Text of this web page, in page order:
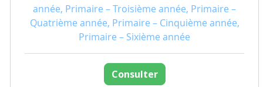
année, Primaire – Troisième année, Primaire –
Quatrième année, Primaire – Cinquième année,
Primaire – Sixième année
Consulter